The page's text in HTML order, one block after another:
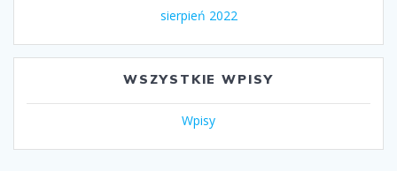
sierpień 2022
WSZYSTKIE WPISY
Wpisy